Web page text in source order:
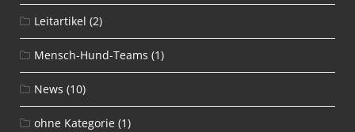
Leitartikel (2)
Mensch-Hund-Teams (1)
News (10)
ohne Kategorie (1)